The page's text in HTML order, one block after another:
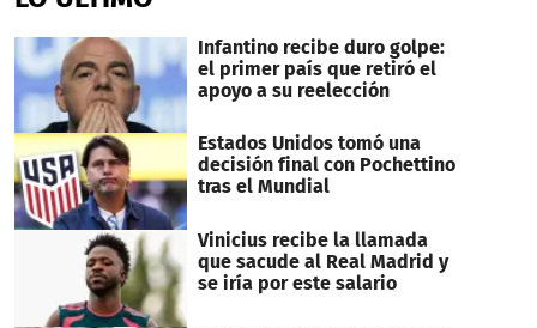
22
seconds
Infantino recibe duro golpe:
el primer país que retiró el
apoyo a su reelección
Estados Unidos tomó una
decisión final con Pochettino
tras el Mundial
Vinicius recibe la llamada
que sacude al Real Madrid y
se iría por este salario